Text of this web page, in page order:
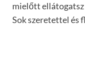
mielőtt ellátogatsz
Sok szeretettel és